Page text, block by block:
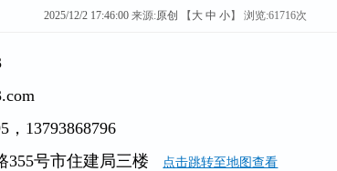
2025/12/2 17:46:00 来源:原创 【 大 中 小】 浏览:61716次
13793868796
号市住建局三楼
点击跳转至地图查看